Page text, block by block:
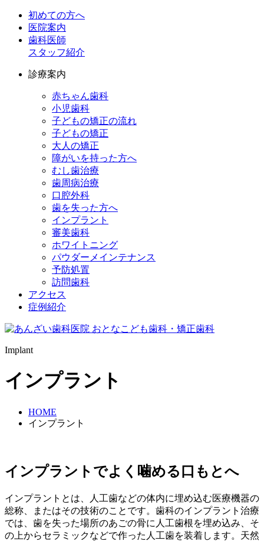
初めての方へ
医院案内
歯科医師
スタッフ紹介
診療案内
赤ちゃん歯科
小児歯科
子どもの矯正の流れ
子どもの矯正
大人の矯正
障がいを持った方へ
むし歯治療
歯周病治療
口腔外科
歯を失った方へ
インプラント
審美歯科
ホワイトニング
パウダーメインテナンス
予防処置
訪問歯科
アクセス
症例紹介
Implant
インプラント
HOME
インプラント
インプラントでよく噛める口もとへ
インプラントとは、人工歯などの体内に埋め込む医療機器の
総称、またはその技術のことです。歯科のインプラント治療
では、歯を失った場所のあごの骨に人工歯根を埋め込み、そ
の上からセラミックなどで作った人工歯を装着します。天然